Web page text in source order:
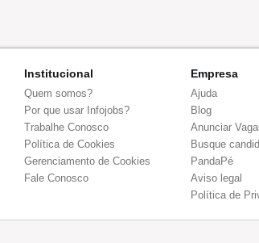
Institucional
Quem somos?
Por que usar Infojobs?
Trabalhe Conosco
Política de Cookies
Gerenciamento de Cookies
Fale Conosco
Empresa
Ajuda
Blog
Anunciar
Busque
PandaPé
Aviso legal
Política de